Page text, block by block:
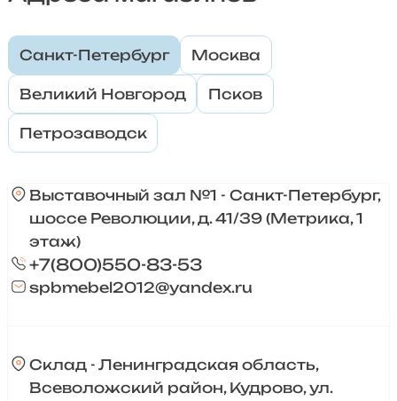
Санкт-Петербург Москва
Великий Новгород Псков
Петрозаводск
Выставочный зал №1 - Санкт-Петербург,
шоссе Революции, д. 41/39 (Метрика, 1
этаж)
+7(800)550-83-53
spbmebel2012@yandex.ru
Склад - Ленинградская область,
Всеволожский район, Кудрово, ул.